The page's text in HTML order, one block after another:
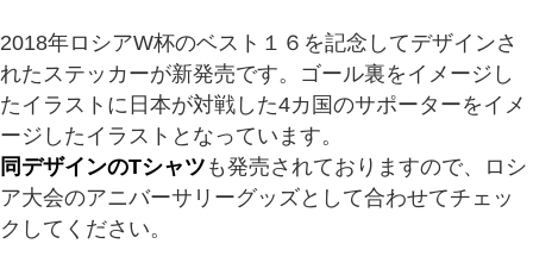
2018年ロシアW杯のベスト１６を記念してデザインさ
れたステッカーが新発売です。ゴール裏をイメージし
たイラストに日本が対戦した4カ国のサポーターをイメ
ージしたイラストとなっています。
同デザインのTシャツ も発売されておりますので、ロシ
ア大会のアニバーサリーグッズとして合わせてチェッ
クしてください。